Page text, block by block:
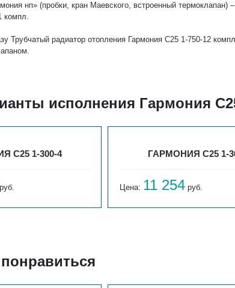
нп» (пробки, кран Маевского, встроенный термоклапан)
компл.
Трубчатый радиатор отопления Гармония С25 1-750-12
исполнения Гармония
С25 1-300-4
руб.
ГАРМОНИЯ С25 1-
Цена: 11 254 руб.